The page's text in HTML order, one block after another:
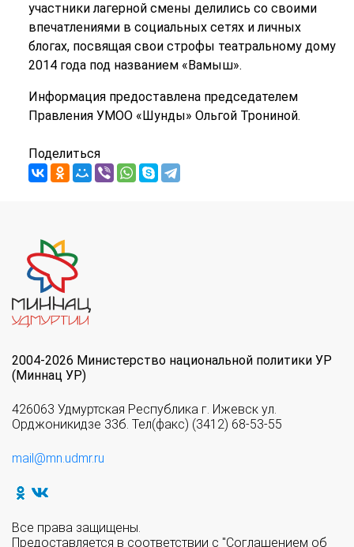
участники лагерной смены делились со своими
впечатлениями в социальных сетях и личных
блогах, посвящая свои строфы театральному дому
2014 года под названием «Вамыш».
Информация предоставлена председателем
Правления УМОО «Шунды» Ольгой Трониной.
Поделиться
2004-2026 Министерство национальной политики УР
(Миннац УР)
426063 Удмуртская Республика г. Ижевск ул.
Орджоникидзе 33б. Тел(факс) (3412) 68-53-55
mail@mn.udmr.ru
Все права защищены.
Предоставляется в соответствии с "Соглашением об